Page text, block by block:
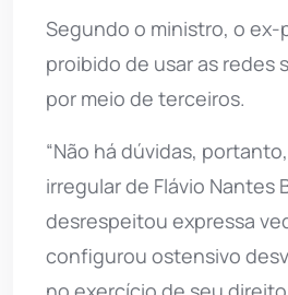
Segundo o ministro, o
proibido de usar as redes
por meio de terceiros.
“Não há dúvidas,
irregular de Flávio Nantes
desrespeitou expressa
configurou ostensivo